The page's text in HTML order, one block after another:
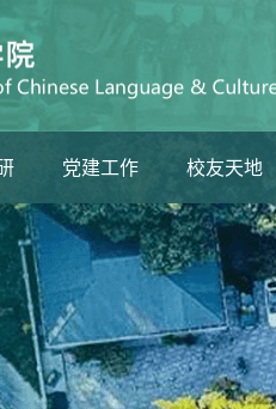
党建工作
组织架构
最新动态
校友天地
校友分会
校友风采